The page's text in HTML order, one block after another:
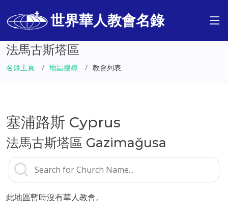
世界華人教會名錄
法馬古斯塔區
名錄主頁 地區搜尋 教會列表
塞浦路斯 Cyprus
法馬古斯塔區 Gazimağusa
此地區暫時沒有華人教會。